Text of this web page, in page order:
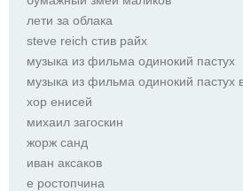
лети за облака
steve reich стив райх
музыка из фильма одинокий пастух
хор енисей
михаил загоскин
жорж санд
иван аксаков
е ростопчина